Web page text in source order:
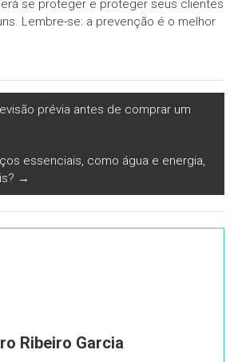
se proteger e proteger seus clientes
Lembre-se: a prevenção é o melhor
prévia antes de comprar um
essenciais, como água e energia,
→
Ribeiro Garcia